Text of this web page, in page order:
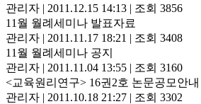
관리자 | 2011.12.15 14:13 | 조회 3856
11월 월례세미나 발표자료
관리자 | 2011.11.17 18:21 | 조회 3408
11월 월례세미나 공지
관리자 | 2011.11.04 13:55 | 조회 3160
<교육원리연구> 16권2호 논문공모안내
관리자 | 2011.10.18 21:27 | 조회 3302